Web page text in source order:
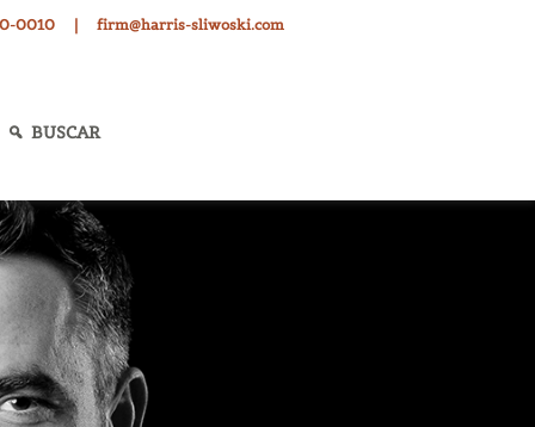
0010 | firm@harris-sliwoski.com
BUSCAR